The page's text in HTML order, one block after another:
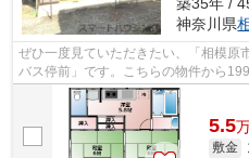
築35年 /
神奈川県
ぜひ一度見ていただきたい、「相模
バス停前」です。こちらの物件から
ります。家から388mのところに山梨信
5.5
敷金